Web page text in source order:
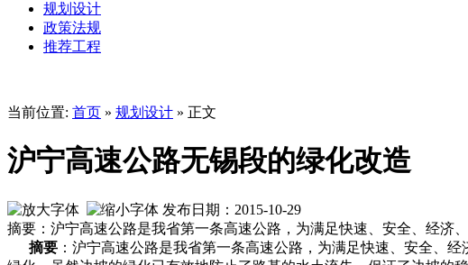
规划设计
政策法规
推荐工程
当前位置: 首页 » 规划设计 » 正文
沪宁高速公路无锡段的绿化改造
发布日期：2015-10-29
摘要：沪宁高速公路是我省第一条高速公路，为满足快速、安全、经济
摘要 ：沪宁高速公路是我省第一条高速公路，为满足快速、安全、